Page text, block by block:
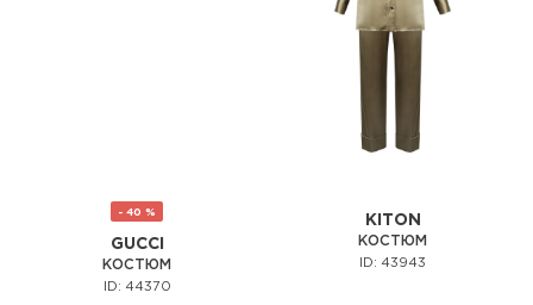
- 40 %
GUCCI
КОСТЮМ
ID: 44370
KITON
КОСТЮМ
ID: 43943